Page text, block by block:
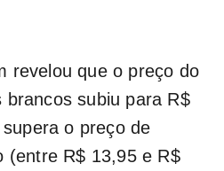
revelou que o preço do
brancos subiu para R$
o preço de
(entre R$ 13,95 e R$